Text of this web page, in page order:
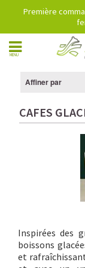
Première
MENU
Affiner par
CAFES
Inspirées des
boissons
et